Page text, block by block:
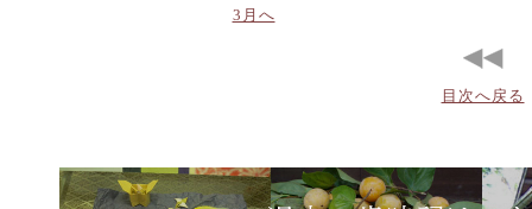
3月へ
目次へ戻る